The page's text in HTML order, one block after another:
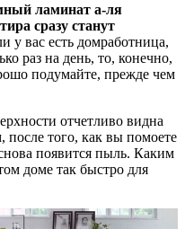
ламинат а-ля
сразу станут
у вас есть домработница,
раз на день, то, конечно,
подумайте, прежде чем
отчетливо видна
того, как вы помоете
появится пыль. Каким
доме так быстро для